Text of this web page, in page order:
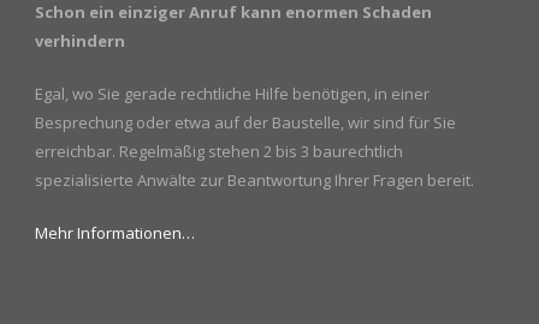
Schon ein einziger Anruf kann enormen Schaden
verhindern
Egal, wo Sie gerade rechtliche Hilfe benötigen, in einer
Besprechung oder etwa auf der Baustelle, wir sind für Sie
erreichbar. Regelmäßig stehen 2 bis 3 baurechtlich
spezialisierte Anwälte zur Beantwortung Ihrer Fragen bereit.
Mehr Informationen…